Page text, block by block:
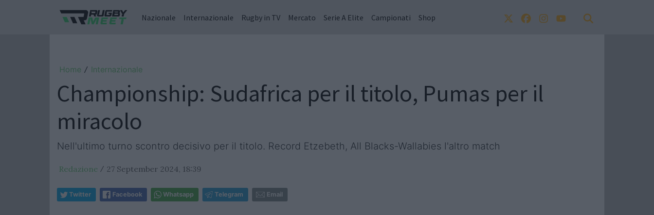
Nazionale Internazionale Rugby in TV Mercato Serie A Elite Campionati Shop
Home / Internazionale
Championship: Sudafrica per il titolo, Pumas per il
miracolo
Nell'ultimo turno scontro decisivo per il titolo. Record Etzebeth, All Blacks-Wallabies l'altro match
Redazione / 27 September 2024, 18:39
Twitter Facebook Whatsapp Telegram Email